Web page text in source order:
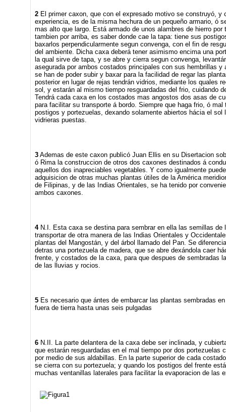
2 El primer caxon, que con el expresado motivo se construyó, y
experiencia, es de la misma hechura de un pequeño armario, ó
mas alto que largo. Está armado de unos alambres de hierro
tambien por arriba, es saber donde cae la tapa: tiene sus
baxarlos perpendicularmente segun convenga, con el fin de
del ambiente. Dicha caxa deberá tener asimismo encima una
la qual sirve de tapa, y se abre y cierra segun convenga,
asegurada por ambos costados principales con sus hembrillas y
se han de poder subir y baxar para la facilidad de regar las
posterior en lugar de rejas tendrán vidrios, mediante los quales
sol, y estarán al mismo tiempo resguardadas del frio, cuidando
Tendrá cada caxa en los costados mas angostos dos asas de
para facilitar su transporte á bordo. Siempre que haga frio, ó
postigos y portezuelas, dexando solamente abiertos hácia el sol
vidrieras puestas.
3 Ademas de este caxon publicó Juan Ellis en su Disertacion
ó Rima la construccion de otros dos caxones destinados á
aquellos dos inapreciables vegetables. Y como igualmente
adquisicion de otras muchas plantas útiles de la América
de Filipinas, y de las Indias Orientales, se ha tenido por
ambos caxones.
4N.I. Esta caxa se destina para sembrar en ella las semillas de
transportar de otra manera de las Indias Orientales y
plantas del Mangostán, y del árbol llamado del Pan. Se
detras una portezuela de madera, que se abre dexándola caer
frente, y costados de la caxa, para que despues de sembradas
de las lluvias y rocios.
5 Es necesario que ántes de embarcar las plantas sembradas
fuera de tierra hasta unas seis pulgadas
6 N.II. La parte delantera de la caxa debe ser inclinada, y
que estarán resguardadas en el mal tiempo por dos portezuelas
por medio de sus aldabillas. En la parte superior de cada
se cierra con su portezuela; y quando los postigos del frente
muchas ventanillas laterales para facilitar la evaporacion de las